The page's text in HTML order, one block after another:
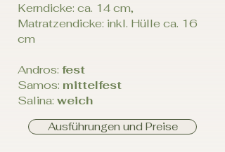
Kerndicke: ca. 14 cm,
Matratzendicke: inkl. Hülle ca. 16
cm
Andros: fest
Samos: mittelfest
Salina: weich
Ausführungen und Preise